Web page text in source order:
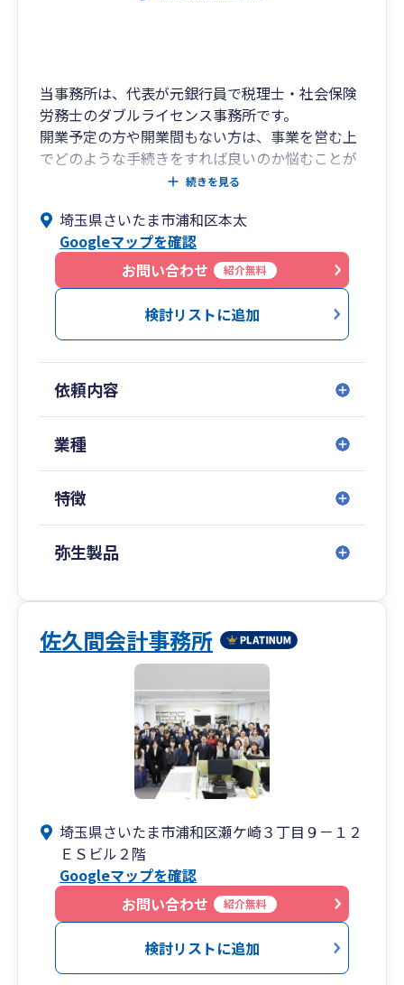
当事務所は、代表が元銀行員で税理士・社会保険
労務士のダブルライセンス事務所です。
開業予定の方や開業間もない方は、事業を営む上
でどのような手続きをすれば良いのか悩むことが
多々あるかと思います。その際には弊所にご依頼
きます。
また、代表は金融機関出身であるため、税務労務
だけでなく資金繰りやライフプランニング等のサ
ポートをすることもできます。
まずは、お気軽にご相談ください。
続きを見る
埼玉県さいたま市浦和区本太
Googleマップを確認
お問い合わせ
紹介無料
検討リストに追加
依頼内容
業種
特徴
弥生製品
佐久間会計事務所
埼玉県さいたま市浦和区瀬ケ崎３丁目９－１２
ＥＳビル２階
Googleマップを確認
お問い合わせ
紹介無料
検討リストに追加